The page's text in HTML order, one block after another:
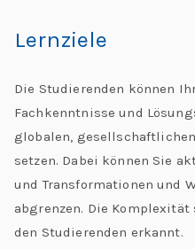
Lernziele
Die Studierenden können
Fachkenntnisse und
globalen,
setzen. Dabei können Sie
und Transformationen und
abgrenzen. Die
den Studierenden erkannt.